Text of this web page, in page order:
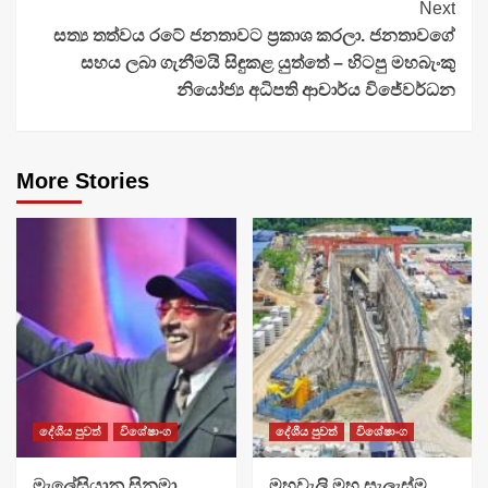
Next
සත්‍ය තත්වය රටේ ජනතාවට ප්‍රකාශ කරලා. ජනතාවගේ
සහය ලබා ගැනීමයි සිඳුකළ යුත්තේ – හිටපු මහබැංකු
නියෝජ්‍ය අධිපති ආචාර්ය විජේවර්ධන
More Stories
දේශීය පුවත් විශේෂාංග දේශීය පුවත් විශේෂාංග